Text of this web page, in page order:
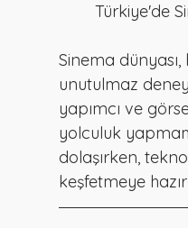
Sinema
unutulmaz
yapımcı ve
yolculuk
dolaşırken,
keşfetmeye